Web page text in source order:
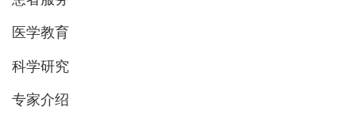
医学教育
科学研究
专家介绍